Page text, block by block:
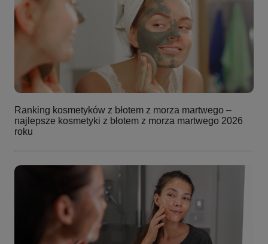
Ranking kosmetyków z błotem z morza martwego –
najlepsze kosmetyki z błotem z morza martwego 2026
roku